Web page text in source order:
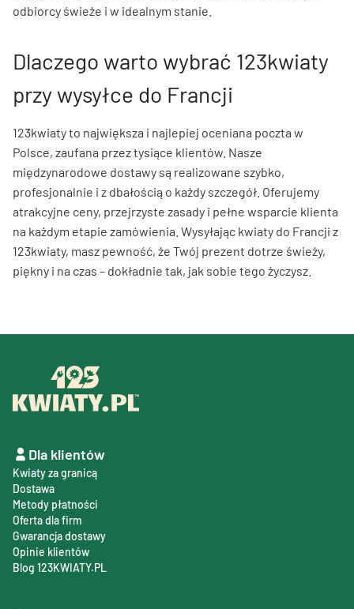
odbiorcy świeże i w idealnym stanie.
Dlaczego warto wybrać 123kwiaty
przy wysyłce do Francji
123kwiaty to największa i najlepiej oceniana poczta w
Polsce, zaufana przez tysiące klientów. Nasze
międzynarodowe dostawy są realizowane szybko,
profesjonalnie i z dbałością o każdy szczegół. Oferujemy
atrakcyjne ceny, przejrzyste zasady i pełne wsparcie klienta
na każdym etapie zamówienia. Wysyłając kwiaty do Francji z
123kwiaty, masz pewność, że Twój prezent dotrze świeży,
piękny i na czas – dokładnie tak, jak sobie tego życzysz.
Dla klientów
Kwiaty za granicą
Dostawa
Metody płatności
Oferta dla firm
Gwarancja dostawy
Opinie klientów
Blog 123KWIATY.PL